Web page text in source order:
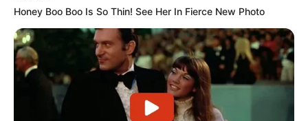
Honey Boo Boo Is So Thin! See Her In Fierce New Photo